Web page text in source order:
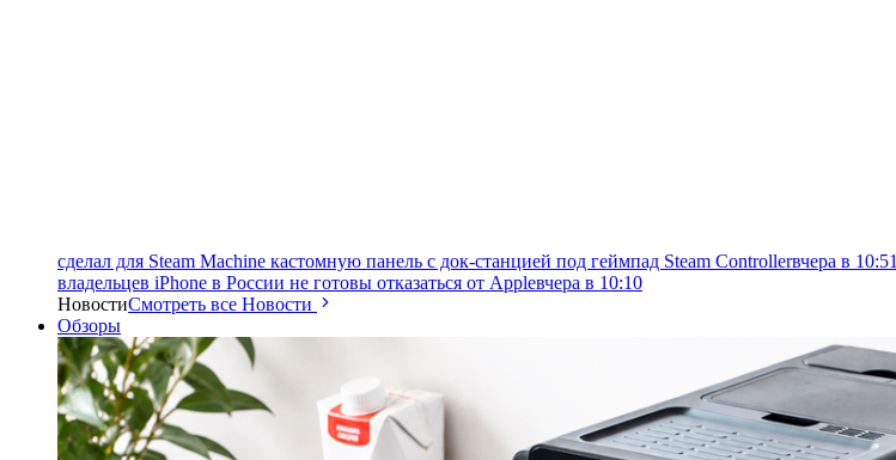
сделал для Steam Machine кастомную панель с док-станцией под геймпад Steam Controllerвчера в 10:51
владельцев iPhone в России не готовы отказаться от Appleвчера в 10:10
НовостиСмотреть все Новости
Обзоры